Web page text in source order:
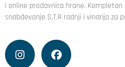
i online prodavnica hrane. Kompletan
snabdevanje S.T.R radnji i vinarija za